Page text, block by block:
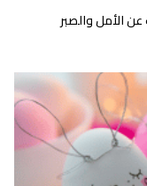
الأمل والصبر